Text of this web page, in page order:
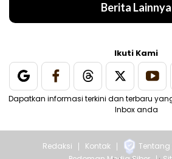
Berita Lainnya
Ikuti Kami
Dapatkan informasi terkini dan terbaru
Inbox anda
Redaksi Kontak Tentang